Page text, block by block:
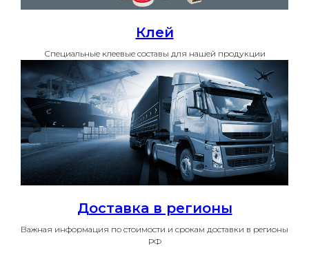
Клей
Специальные клеевые составы для нашей продукции
Доставка в регионы
Важная информация по стоимости и срокам доставки в регионы
РФ